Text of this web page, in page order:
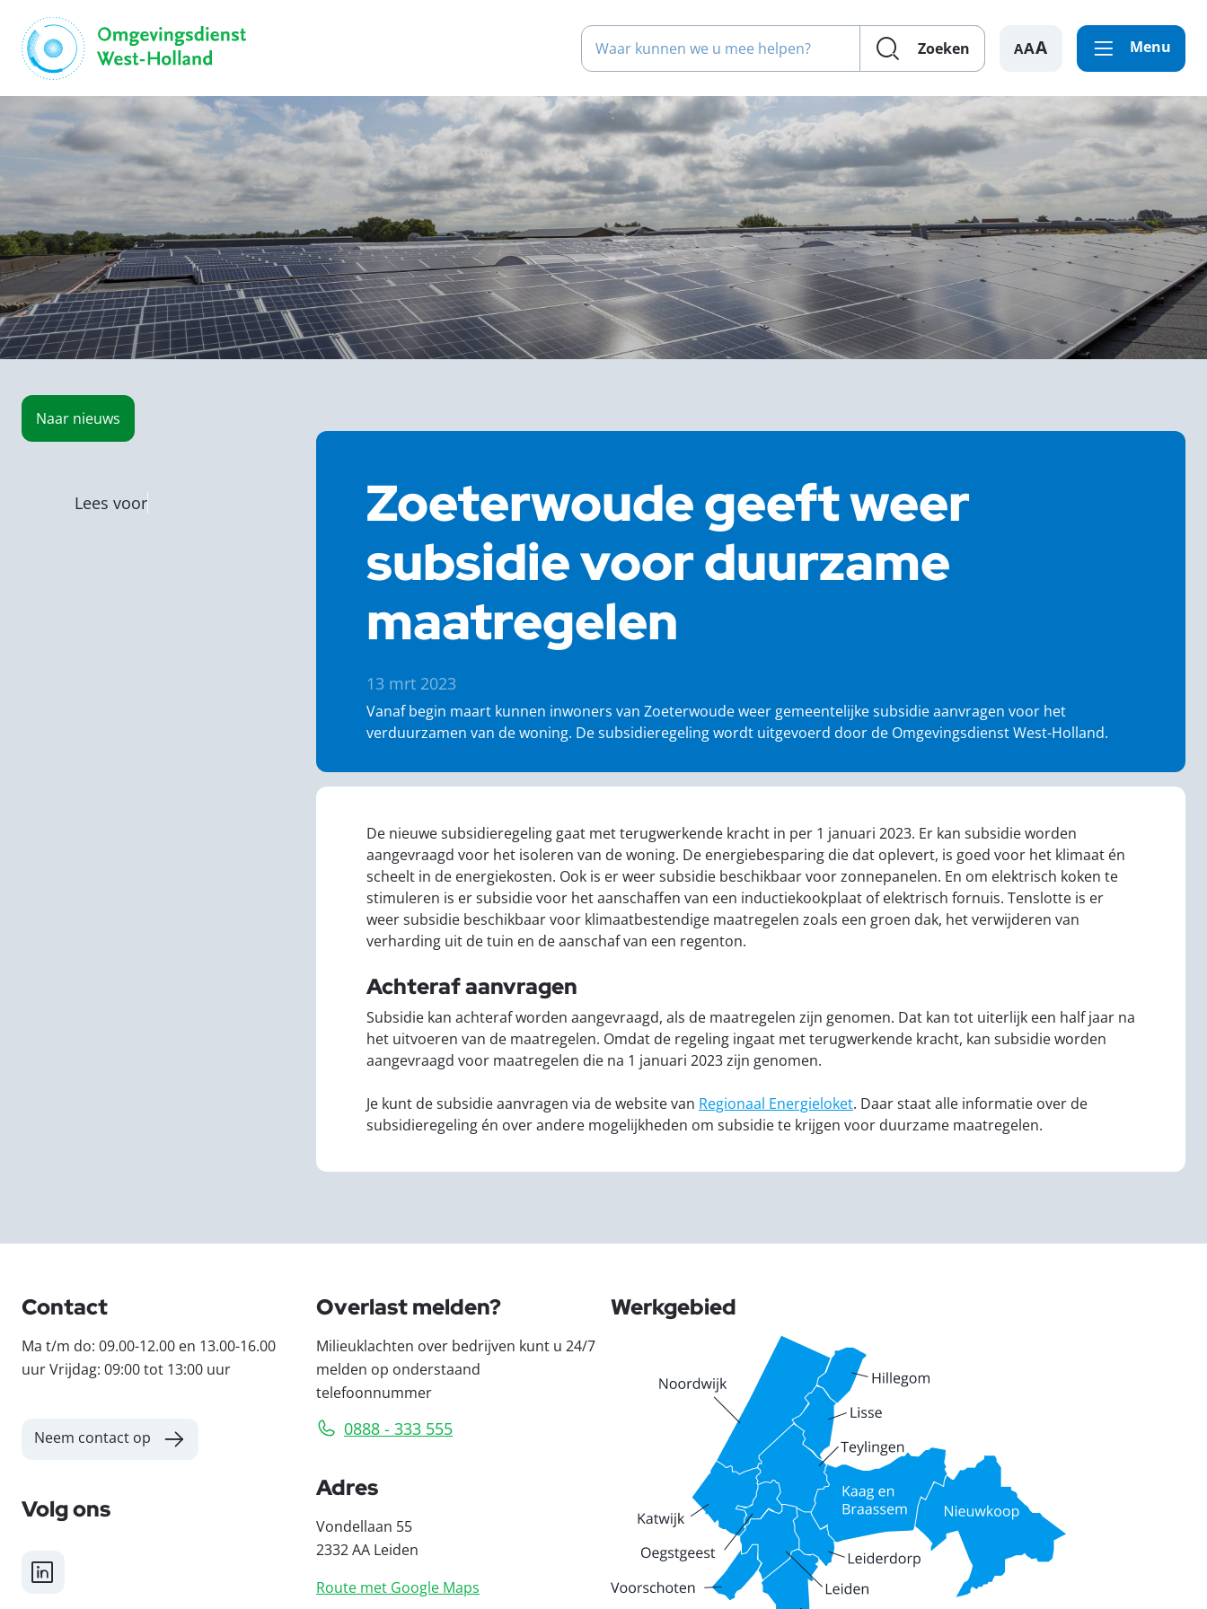
Waar kunnen we u mee helpen?
Zoeken A Menu
Naar nieuws
Lees voor
Zoeterwoude geeft weer
subsidie voor duurzame
maatregelen
13 mrt 2023
Vanaf begin maart kunnen inwoners van Zoeterwoude weer gemeentelijke subsidie aanvragen voor het
verduurzamen van de woning. De subsidieregeling wordt uitgevoerd door de Omgevingsdienst West-Holland.
De nieuwe subsidieregeling gaat met terugwerkende kracht in per 1 januari 2023. Er kan subsidie worden
aangevraagd voor het isoleren van de woning. De energiebesparing die dat oplevert, is goed voor het klimaat én
scheelt in de energiekosten. Ook is er weer subsidie beschikbaar voor zonnepanelen. En om elektrisch koken te
stimuleren is er subsidie voor het aanschaffen van een inductiekookplaat of elektrisch fornuis. Tenslotte is er
weer subsidie beschikbaar voor klimaatbestendige maatregelen zoals een groen dak, het verwijderen van
verharding uit de tuin en de aanschaf van een regenton.
Achteraf aanvragen
Subsidie kan achteraf worden aangevraagd, als de maatregelen zijn genomen. Dat kan tot uiterlijk een half jaar na
het uitvoeren van de maatregelen. Omdat de regeling ingaat met terugwerkende kracht, kan subsidie worden
aangevraagd voor maatregelen die na 1 januari 2023 zijn genomen.
Je kunt de subsidie aanvragen via de website van Regionaal Energieloket. Daar staat alle informatie over de
subsidieregeling én over andere mogelijkheden om subsidie te krijgen voor duurzame maatregelen.
Contact
Ma t/m do: 09.00-12.00 en 13.00-16.00
uur Vrijdag: 09:00 tot 13:00 uur
Neem contact op
Volg ons
LinkedIn
Overlast melden?
Milieuklachten over bedrijven kunt u 24/7
melden op onderstaand
telefoonnummer
0888 - 333 555
Adres
Vondellaan 55
2332 AA Leiden
Route met Google Maps
Werkgebied